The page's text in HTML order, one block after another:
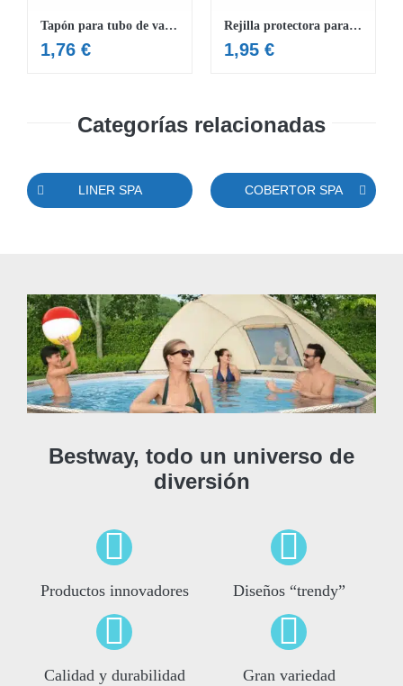
Tapón para tubo de varios SPA Hydrojet Grande
1,76 €
Rejilla protectora para salida de agua en los SPA
1,95 €
Categorías relacionadas
LINER SPA COBERTOR SPA
Bestway, todo un universo de
diversión
Productos innovadores Diseños “trendy”
Calidad y durabilidad Gran variedad